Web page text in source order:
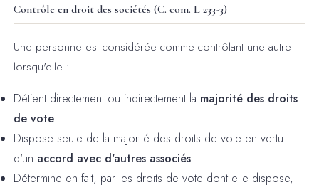
Contrôle en droit des sociétés (C. com. L 233-3)
Une personne est considérée comme contrôlant une autre
lorsqu'elle :
Détient directement ou indirectement la majorité des droits
de vote
Dispose seule de la majorité des droits de vote en vertu
d'un accord avec d'autres associés
Détermine en fait, par les droits de vote dont elle dispose,